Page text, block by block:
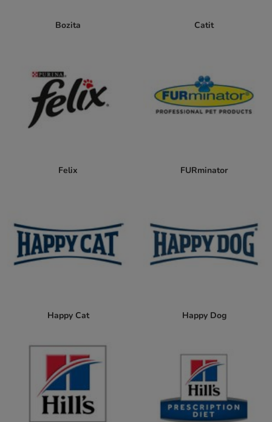
Bozita Catit
Felix FURminator
Happy Cat Happy Dog